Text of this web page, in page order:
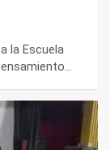
la Escuela